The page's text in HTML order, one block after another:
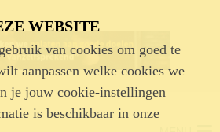
WEBSITE
van cookies om goed te
aanpassen welke cookies we
je jouw cookie-instellingen
is beschikbaar in onze